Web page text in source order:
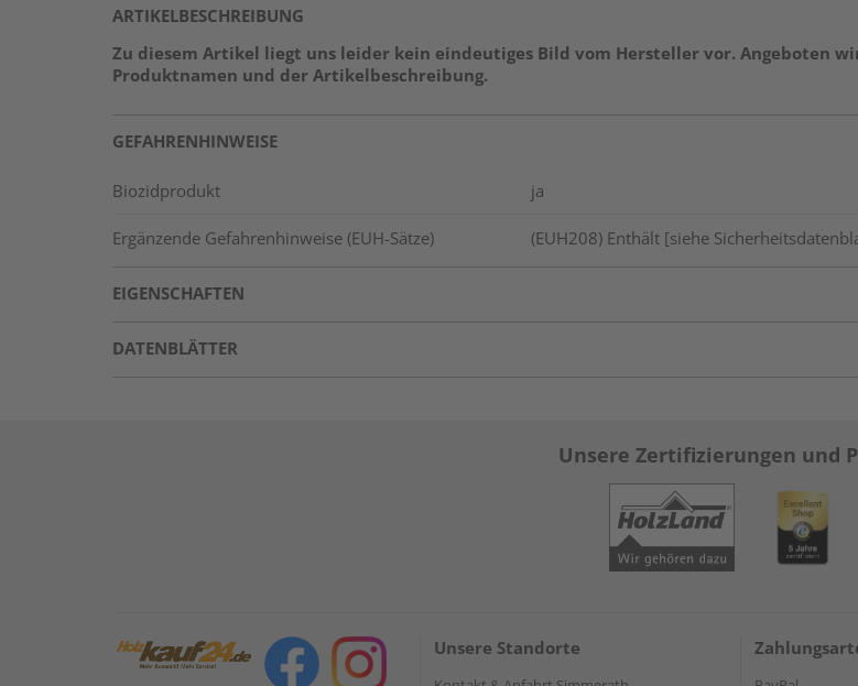
ARTIKELBESCHREIBUNG
Zu diesem Artikel liegt uns leider kein eindeutiges Bild vom Hersteller vor. Angeboten
Produktnamen und der Artikelbeschreibung.
GEFAHRENHINWEISE
Biozidprodukt ja
Ergänzende Gefahrenhinweise (EUH-Sätze) (EUH208) Enthält [siehe
EIGENSCHAFTEN
DATENBLÄTTER
Unsere Zertifizierungen und
Unsere Standorte